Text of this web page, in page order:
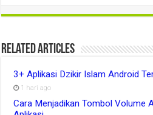
Related Articles
3+ Aplikasi Dzikir Islam Android
1 hari ago
Cara Menjadikan Tombol Volume